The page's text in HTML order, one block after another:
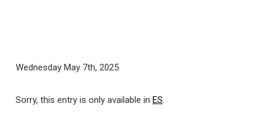
Wednesday May 7th, 2025
Sorry, this entry is only available inES.